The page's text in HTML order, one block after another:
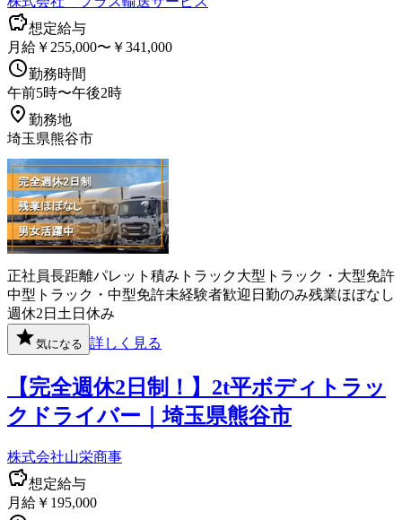
想定給与
月給￥255,000〜￥341,000
勤務時間
午前5時〜午後2時
勤務地
埼玉県熊谷市
正社員長距離パレット積み トラック大型トラック・大型免許
中型トラック・中型免許未経験者歓迎 日勤のみ残業ほぼなし
週休2日 土日休み
気になる 詳しく見る
【完全週休2日制！】2t平ボディトラッ
クドライバー｜埼玉県熊谷市
株式会社山栄商事
想定給与
月給￥195,000